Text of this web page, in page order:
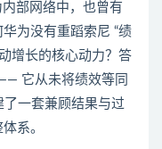
部网络中，也曾有
为没有重蹈索尼 “绩
增长的核心动力？答
它从未将绩效等同
了一套兼顾结果与过
系。